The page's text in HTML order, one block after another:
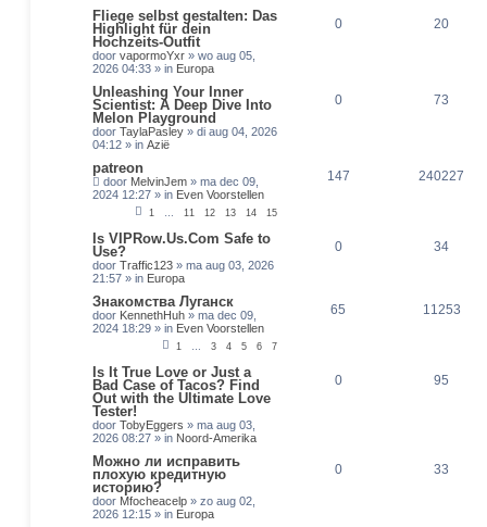
Fliege selbst gestalten: Das
Highlight für dein
Hochzeits-Outfit
door vapormoYxr » wo aug 05,
2026 04:33 » in Europa
0 20
Unleashing Your Inner
Scientist: A Deep Dive Into
Melon Playground
door TaylaPasley » di aug 04, 2026
04:12 » in Azië
0 73
patreon
door MelvinJem » ma dec 09,
2024 12:27 » in Even Voorstellen
1 11 12 13 14 15
147 240227
Is VIPRow.Us.Com Safe to
Use?
door Traffic123 » ma aug 03, 2026
21:57 » in Europa
0 34
Знакомства Луганск
door KennethHuh » ma dec 09,
2024 18:29 » in Even Voorstellen
1 3 4 5 6 7
65 11253
Is It True Love or Just a
Bad Case of Tacos? Find
Out with the Ultimate Love
Tester!
door TobyEggers » ma aug 03,
2026 08:27 » in Noord-Amerika
0 95
Можно ли исправить
плохую кредитную
историю?
door Mfocheacelp » zo aug 02,
2026 12:15 » in Europa
0 33